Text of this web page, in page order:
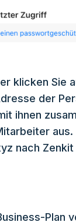
klicken Sie
der
ihnen
aus.
nach
Plan